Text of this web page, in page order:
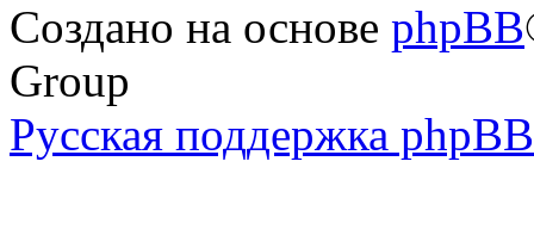
Создано на основе phpBB
Group
Русская поддержка phpBB